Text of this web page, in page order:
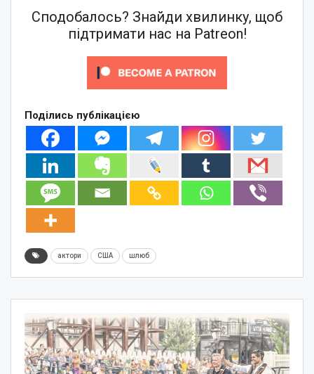
Сподобалось? Знайди хвилинку, щоб
підтримати нас на Patreon!
Поділись публікацією
актори США шлюб